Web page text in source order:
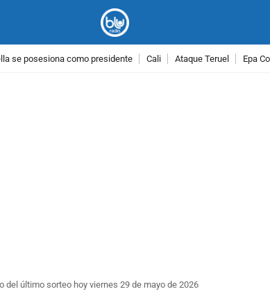
se posesiona como presidente Cali Ataque Teruel Epa
del último sorteo hoy viernes 29 de mayo de 2026